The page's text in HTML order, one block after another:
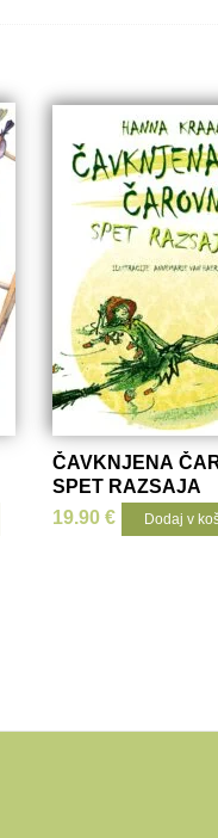
ČAVKNJENA
SPET RAZSAJA
19.90€ Dodaj v